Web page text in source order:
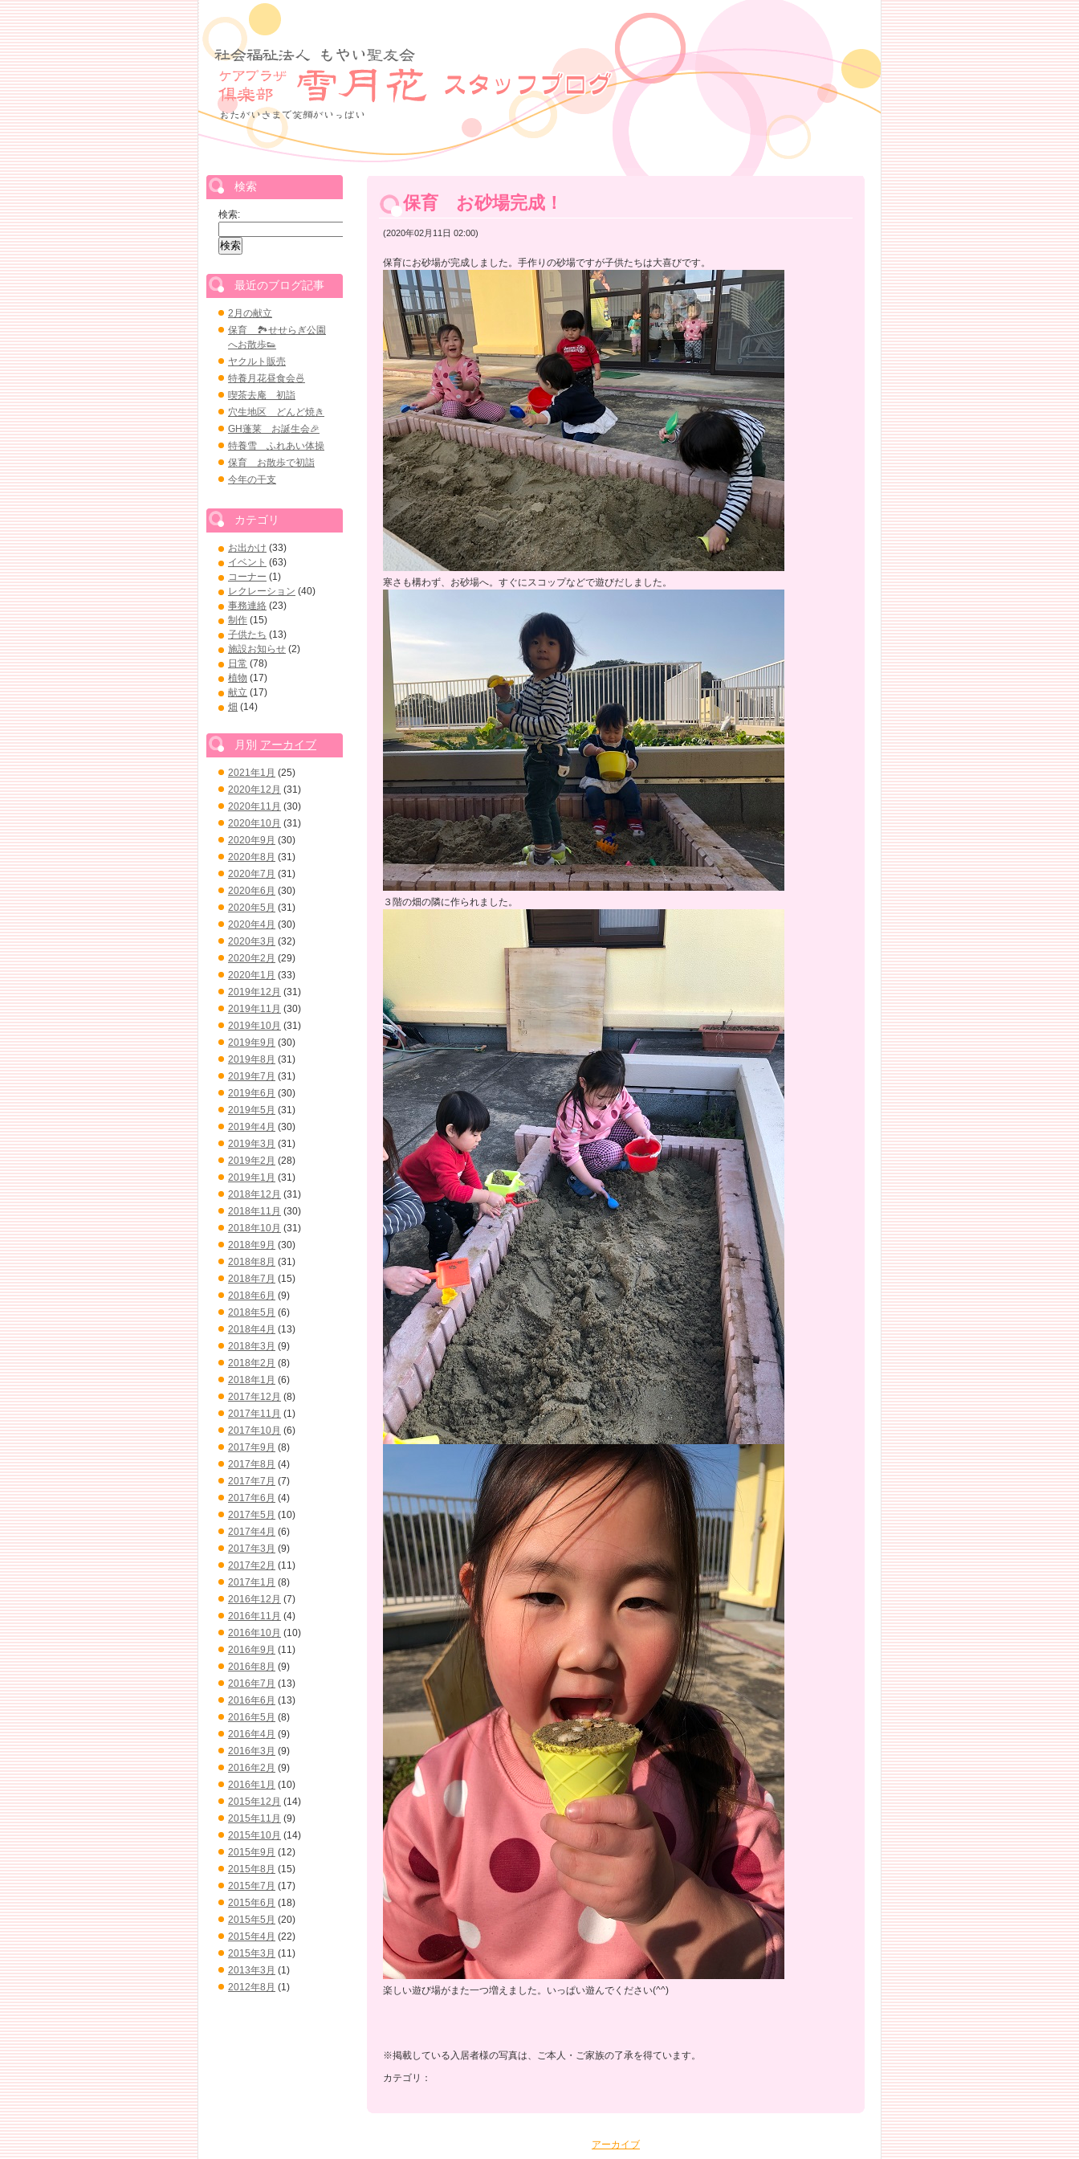
保育 お砂場完成！
(2020年02月11日 02:00)
保育にお砂場が完成しました。手作りの砂場ですが子供たちは大喜びです。
寒さも構わず、お砂場へ。すぐにスコップなどで遊びだしました。
３階の畑の隣に作られました。
楽しい遊び場がまた一つ増えました。いっぱい遊んでください(^^)
※掲載している入居者様の写真は、ご本人・ご家族の了承を得ています。
カテゴリ：
アーカイブ
検索
検索:
最近のブログ記事
2月の献立
保育 🏞せせらぎ公園
へお散歩👟
ヤクルト販売
特養月花昼食会🍜
喫茶去庵 初詣
穴生地区 どんど焼き
GH蓬莱 お誕生会🎉
特養雪 ふれあい体操
保育 お散歩で初詣
今年の干支
カテゴリ
お出かけ (33)
イベント (63)
コーナー (1)
レクレーション (40)
事務連絡 (23)
制作 (15)
子供たち (13)
施設お知らせ (2)
日常 (78)
植物 (17)
献立 (17)
畑 (14)
月別 アーカイブ
2021年1月 (25)
2020年12月 (31)
2020年11月 (30)
2020年10月 (31)
2020年9月 (30)
2020年8月 (31)
2020年7月 (31)
2020年6月 (30)
2020年5月 (31)
2020年4月 (30)
2020年3月 (32)
2020年2月 (29)
2020年1月 (33)
2019年12月 (31)
2019年11月 (30)
2019年10月 (31)
2019年9月 (30)
2019年8月 (31)
2019年7月 (31)
2019年6月 (30)
2019年5月 (31)
2019年4月 (30)
2019年3月 (31)
2019年2月 (28)
2019年1月 (31)
2018年12月 (31)
2018年11月 (30)
2018年10月 (31)
2018年9月 (30)
2018年8月 (31)
2018年7月 (15)
2018年6月 (9)
2018年5月 (6)
2018年4月 (13)
2018年3月 (9)
2018年2月 (8)
2018年1月 (6)
2017年12月 (8)
2017年11月 (1)
2017年10月 (6)
2017年9月 (8)
2017年8月 (4)
2017年7月 (7)
2017年6月 (4)
2017年5月 (10)
2017年4月 (6)
2017年3月 (9)
2017年2月 (11)
2017年1月 (8)
2016年12月 (7)
2016年11月 (4)
2016年10月 (10)
2016年9月 (11)
2016年8月 (9)
2016年7月 (13)
2016年6月 (13)
2016年5月 (8)
2016年4月 (9)
2016年3月 (9)
2016年2月 (9)
2016年1月 (10)
2015年12月 (14)
2015年11月 (9)
2015年10月 (14)
2015年9月 (12)
2015年8月 (15)
2015年7月 (17)
2015年6月 (18)
2015年5月 (20)
2015年4月 (22)
2015年3月 (11)
2013年3月 (1)
2012年8月 (1)